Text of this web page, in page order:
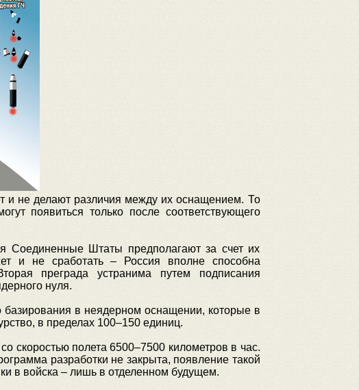
и не делают различия между их оснащением. То
появиться только после соответствующего
Соединенные Штаты предполагают за счет их
и не сработать – Россия вполне способна
преграда устранима путем подписания
нуля.
базирования в неядерном оснащении, которые в
в пределах 100–150 единиц.
скоростью полета 6500–7500 километров в час.
разработки не закрыта, появление такой
в войска – лишь в отделенном будущем.